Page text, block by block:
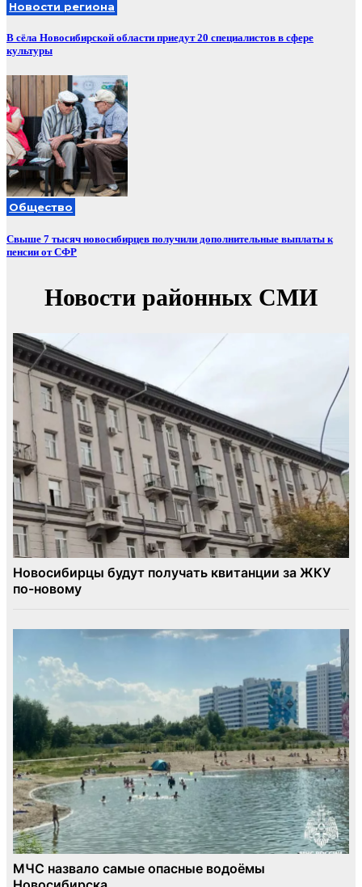
Новости региона
В сёла Новосибирской области приедут 20 специалистов в сфере
культуры
Общество
Свыше 7 тысяч новосибирцев получили дополнительные выплаты к
пенсии от СФР